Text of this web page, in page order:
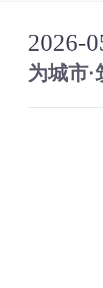
2026-
为城市